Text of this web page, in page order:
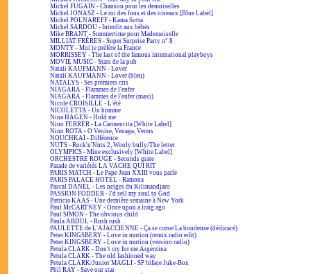
Michel FUGAIN - Chanson pour les demoiselles
Michel JONASZ - Le roi des fous et des oiseaux [Blue Label]
Michel POLNAREFF - Kama Sutra
Michel SARDOU - Interdit aux bébés
Mike BRANT - Summertime pour Mademoiselle
MILLIAT FRÈRES - Super Surprise Party n° 8
MONTY - Moi je préfère la France
MORRISSEY - The last of the famous international playboys
MOVIE MUSIC - Stars de la pub
Natali KAUFMANN - Lover
Natali KAUFMANN - Lover (bleu)
NATALYS - Ses premiers cris
NIAGARA - Flammes de l'enfer
NIAGARA - Flammes de l'enfer (maxi)
Nicole CROISILLE - L'été
NICOLETTA - Un homme
Nina HAGEN - Hold me
Nino FERRER - La Carmencita [White Label]
Nino ROTA - O Venise, Venaga, Venus
NOUCHKAÏ - Différence
NUTS - Rock'n'Nuts 2, Wooly bully/The letter
OLYMPICS - Mine exclusively [White Label]
ORCHESTRE ROUGE - Seconds grate
Parade de variétés LA VACHE QUI RIT
PARIS MATCH - Le Pape Jean XXIII vous parle
PARIS PALACE HOTEL - Ramona
Pascal DANEL - Les neiges du Kilimandjaro
PASSION FODDER - I'd sell my soul to God
Patricia KAAS - Une dernière semaine à New York
Paul McCARTNEY - Once upon a long ago
Paul SIMON - The obvious child
Paula ABDUL - Rush rush
PAULETTE de L'AJACCIENNE - Ça se corse/La boudeuse (dédicacé)
Peter KINGSBERY - Love in motion (remix radio edit)
Peter KINGSBERY - Love in motion (version radio)
Petula CLARK - Don't cry for me Argentina
Petula CLARK - The old fashioned way
Petula CLARK/Junior MAGLI - SP biface Juke-Box
Phil RAY - Save our star